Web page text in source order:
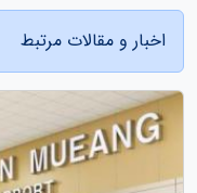
اخبار و مقالات مرتبط